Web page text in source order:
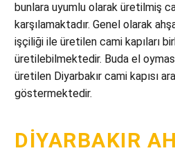
bunlara uyumlu olarak üretilmiş
karşılamaktadır. Genel olarak
işçiliği ile üretilen cami kapıları
üretilebilmektedir. Buda el
üretilen Diyarbakır cami kapısı
göstermektedir.
DIYARBAKIR